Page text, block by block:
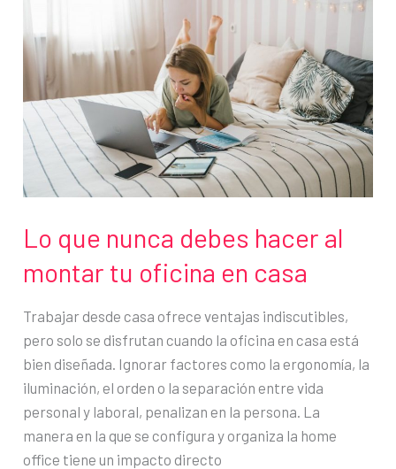
el
ordenador
minutos
Lo que nunca debes hacer al
montar tu oficina en casa
Trabajar desde casa ofrece ventajas indiscutibles,
pero solo se disfrutan cuando la oficina en casa está
bien diseñada. Ignorar factores como la ergonomía, la
iluminación, el orden o la separación entre vida
personal y laboral, penalizan en la persona. La
manera en la que se configura y organiza la home
office tiene un impacto directo